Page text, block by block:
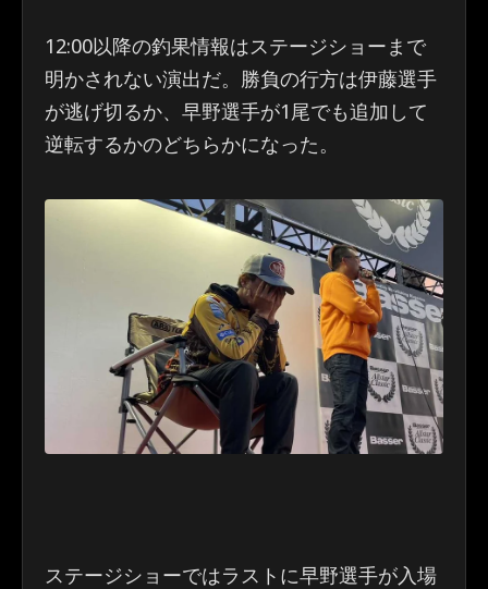
12:00以降の釣果情報はステージショーまで
明かされない演出だ。勝負の行方は伊藤選手
が逃げ切るか、早野選手が1尾でも追加して
逆転するかのどちらかになった。
ステージショーではラストに早野選手が入場